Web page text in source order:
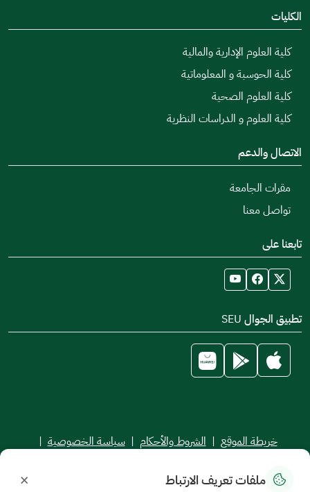
الكليات
كلية العلوم الإدارية والمالية
كلية الحوسبة و المعلوماتية
كلية العلوم الصحية
كلية العلوم و الدراسات النظرية
الاتصال والدعم
مقرات الجامعة
تواصل معنا
تابعنا على
تطبيق الجوال SEU
خريطة الموقع | الشروط والأحكام | سياسة الخصوصية |
جميع الحقوق محفوظة للجامعة السعودية الإلكترونية © 2026
ملفات تعريف الارتباط ×